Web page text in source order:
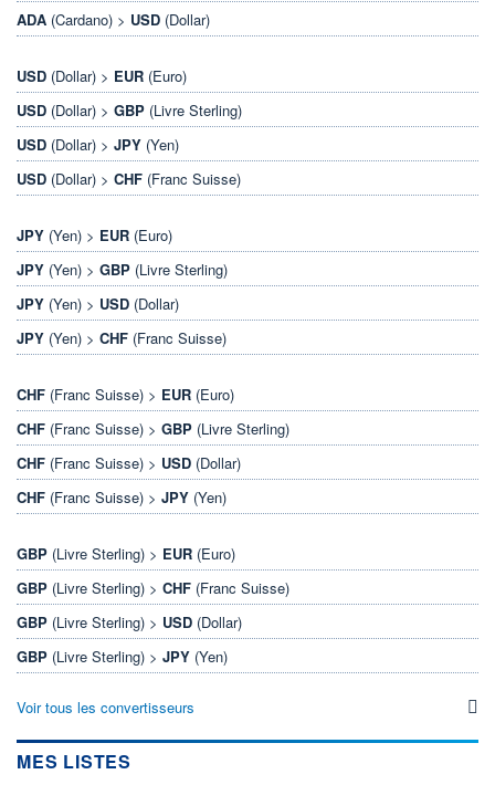
ADA (Cardano) > USD (Dollar)
USD (Dollar) > EUR (Euro)
USD (Dollar) > GBP (Livre Sterling)
USD (Dollar) > JPY (Yen)
USD (Dollar) > CHF (Franc Suisse)
JPY (Yen) > EUR (Euro)
JPY (Yen) > GBP (Livre Sterling)
JPY (Yen) > USD (Dollar)
JPY (Yen) > CHF (Franc Suisse)
CHF (Franc Suisse) > EUR (Euro)
CHF (Franc Suisse) > GBP (Livre Sterling)
CHF (Franc Suisse) > USD (Dollar)
CHF (Franc Suisse) > JPY (Yen)
GBP (Livre Sterling) > EUR (Euro)
GBP (Livre Sterling) > CHF (Franc Suisse)
GBP (Livre Sterling) > USD (Dollar)
GBP (Livre Sterling) > JPY (Yen)
Voir tous les convertisseurs
MES LISTES